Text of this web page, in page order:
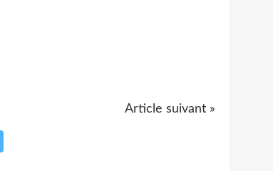
Article suivant »